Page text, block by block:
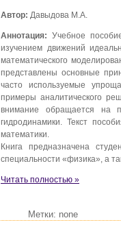
Автор: Давыдова М.А.
Аннотация: Учебное
изучением движений
математического
представлены основные
часто используемые
примеры аналитического
внимание обращается на
гидродинамики. Текст
математики.
Книга предназначена
специальности «физика», а
Читать полностью »
Метки: none